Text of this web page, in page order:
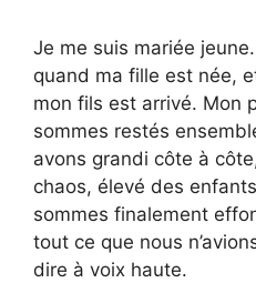
Je me suis mariée
quand ma fille est née,
mon fils est arrivé. Mon
sommes restés
avons grandi côte à
chaos, élevé des
sommes finalement
tout ce que nous
dire à voix haute.